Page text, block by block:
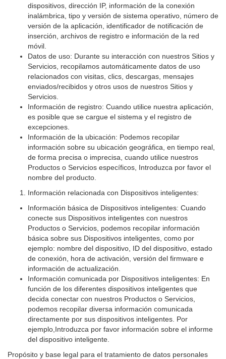
dispositivos, dirección IP, información de la conexión
inalámbrica, tipo y versión de sistema operativo, número de
versión de la aplicación, identificador de notificación de
inserción, archivos de registro e información de la red
móvil.
Datos de uso: Durante su interacción con nuestros Sitios y
Servicios, recopilamos automáticamente datos de uso
relacionados con visitas, clics, descargas, mensajes
enviados/recibidos y otros usos de nuestros Sitios y
Servicios.
Información de registro: Cuando utilice nuestra aplicación,
es posible que se cargue el sistema y el registro de
excepciones.
Información de la ubicación: Podemos recopilar
información sobre su ubicación geográfica, en tiempo real,
de forma precisa o imprecisa, cuando utilice nuestros
Productos o Servicios específicos, Introduzca por favor el
nombre del producto.
Información relacionada con Dispositivos inteligentes:
Información básica de Dispositivos inteligentes: Cuando
conecte sus Dispositivos inteligentes con nuestros
Productos o Servicios, podemos recopilar información
básica sobre sus Dispositivos inteligentes, como por
ejemplo: nombre del dispositivo, ID del dispositivo, estado
de conexión, hora de activación, versión del firmware e
información de actualización.
Información comunicada por Dispositivos inteligentes: En
función de los diferentes dispositivos inteligentes que
decida conectar con nuestros Productos o Servicios,
podemos recopilar diversa información comunicada
directamente por sus dispositivos inteligentes. Por
ejemplo,Introduzca por favor información sobre el informe
del dispositivo inteligente.
Propósito y base legal para el tratamiento de datos personales